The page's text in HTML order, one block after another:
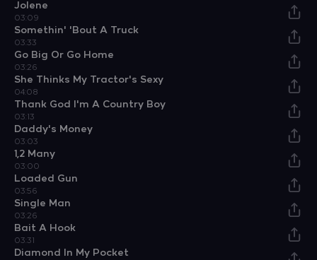
Jolene
03:09
Somethin' 'Bout A Truck
03:33
Go Big Or Go Home
03:26
She Thinks My Tractor's Sexy
04:08
Thank God I'm A Country Boy
03:13
Daddy's Money
03:03
1,2 Many
03:00
Loaded Gun
03:56
Single Man
03:26
Bait A Hook
03:31
Diamond In My Pocket